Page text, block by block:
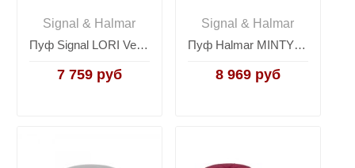
Signal & Halmar
Пуф Signal LORI Velvet Bluvel 14 (серый)
7 759 руб
Signal & Halmar
Пуф Halmar MINTY (темно-зеленый/золотой)
8 969 руб